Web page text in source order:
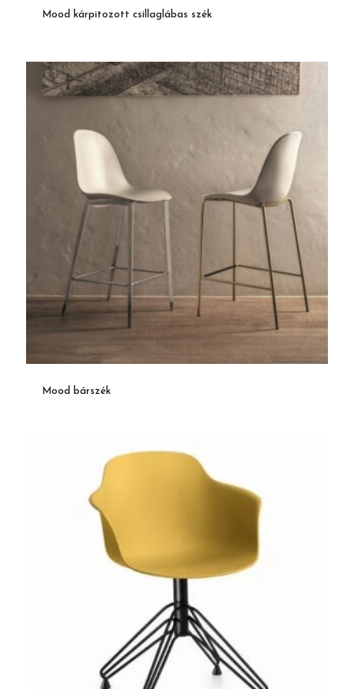
Mood kárpitozott csillaglábas szék
Mood bárszék